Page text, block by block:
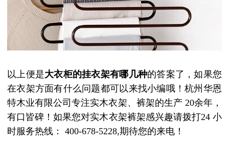
以上便是大衣柜的挂衣架有哪几种的答案了，如果您
在衣架方面有什么问题都可以来找小编哦！杭州华恩
特木业有限公司专注实木衣架、裤架的生产 20余年，
有口皆碑！如果您对实木衣架裤架感兴趣请拨打24小
时服务热线：
400-678-5228,期待您的来电！